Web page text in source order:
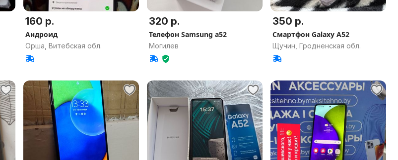
160 р.
Андроид
Орша, Витебская обл.
320 р.
Телефон Samsung a52
Могилев
350 р.
Смартфон Galaxy A52
Щучин, Гродненская обл.